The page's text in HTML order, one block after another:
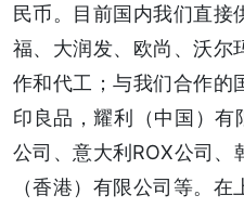
民币。目前国内我们直接
福、大润发、欧尚、沃尔
作和代工；与我们合作的
印良品，耀利（中国）
公司、意大利ROX公司、
（香港）有限公司等。